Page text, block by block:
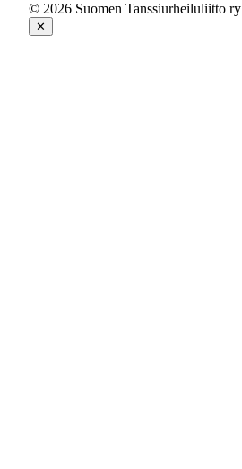
© 2026 Suomen Tanssiurheiluliitto ry
✕